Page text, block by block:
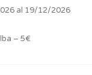
al 19/12/2026
– 5€